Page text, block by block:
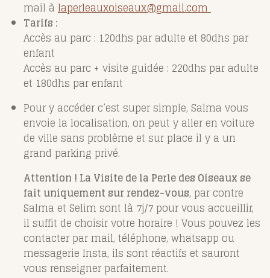
mail à laperleauxoiseaux@gmail.com
Tarifs :
Accès au parc : 120dhs par adulte et 80dhs par
enfant
Accès au parc + visite guidée : 220dhs par adulte
et 180dhs par enfant
Pour y accéder c’est super simple, Salma vous
envoie la localisation, on peut y aller en voiture
de ville sans problème et sur place il y a un
grand parking privé.
Attention ! La Visite de la Perle des Oiseaux se
fait uniquement sur rendez-vous, par contre
Salma et Selim sont là 7j/7 pour vous accueillir,
il suffit de choisir votre horaire ! Vous pouvez les
contacter par mail, téléphone, whatsapp ou
messagerie Insta, ils sont réactifs et sauront
vous renseigner parfaitement.